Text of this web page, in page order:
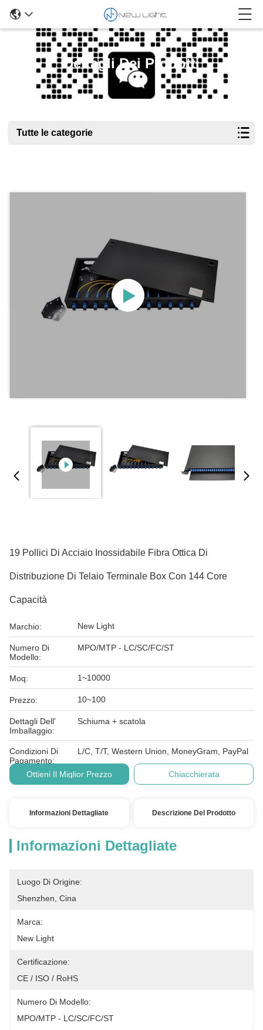
Dettagli Dei Prodotti
Tutte le categorie
19 Pollici Di Acciaio Inossidabile Fibra Ottica Di
Distribuzione Di Telaio Terminale Box Con 144 Core
Capacità
Marchio: New Light
Numero Di
Modello:
MPO/MTP - LC/SC/FC/ST
Moq: 1~10000
Prezzo: 10~100
Dettagli Dell'
Imballaggio:
Schiuma + scatola
Condizioni Di
Pagamento:
L/C, T/T, Western Union, MoneyGram, PayPal
Ottieni Il Miglior Prezzo Chiacchierata
Informazioni Dettagliate Descrizione Del Prodotto
Informazioni Dettagliate
Luogo Di Origine:
Shenzhen, Cina
Marca:
New Light
Certificazione:
CE / ISO / RoHS
Numero Di Modello:
MPO/MTP - LC/SC/FC/ST